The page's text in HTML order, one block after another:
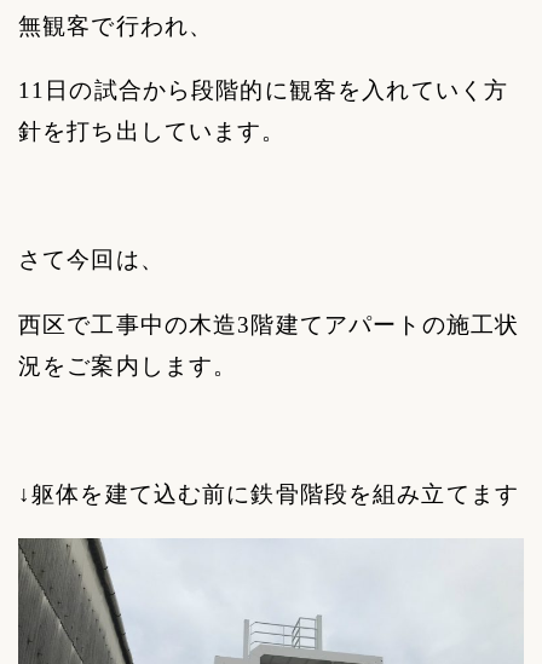
無観客で行われ、
11 日の試合から段階的に観客を入れていく方
針を打ち出しています。
さて今回は、
西区で工事中の木造3階建てアパートの施工状
況をご案内します。
↓躯体を建て込む前に鉄骨階段を組み立てます